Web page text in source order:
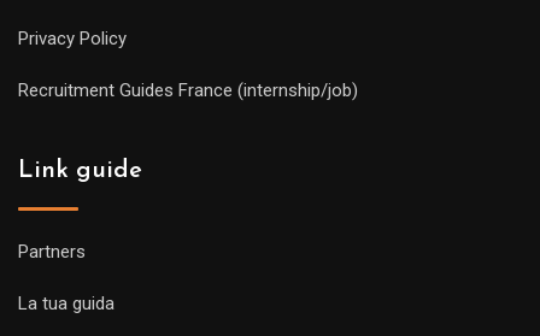
Privacy Policy
Recruitment Guides France (internship/job)
Link guide
Partners
La tua guida